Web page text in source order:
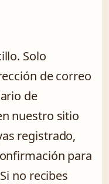
Solo
de correo
de
nuestro sitio
registrado,
para
no recibes